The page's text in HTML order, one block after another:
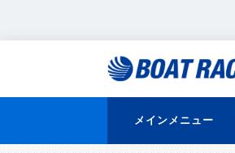
メインメニュー